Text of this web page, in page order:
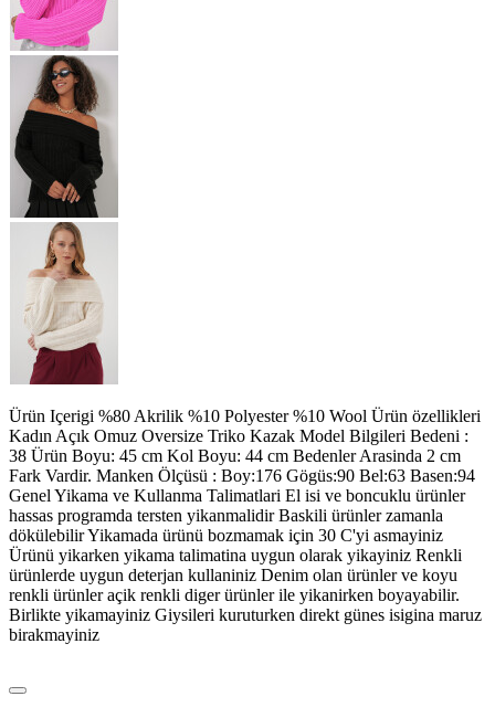
Ürün Içerigi %80 Akrilik %10 Polyester %10 Wool Ürün özellikleri
Kadın Açık Omuz Oversize Triko Kazak Model Bilgileri Bedeni :
38 Ürün Boyu: 45 cm Kol Boyu: 44 cm Bedenler Arasinda 2 cm
Fark Vardir. Manken Ölçüsü : Boy:176 Gögüs:90 Bel:63 Basen:94
Genel Yikama ve Kullanma Talimatlari El isi ve boncuklu ürünler
hassas programda tersten yikanmalidir Baskili ürünler zamanla
dökülebilir Yikamada ürünü bozmamak için 30 C'yi asmayiniz
Ürünü yikarken yikama talimatina uygun olarak yikayiniz Renkli
ürünlerde uygun deterjan kullaniniz Denim olan ürünler ve koyu
renkli ürünler açik renkli diger ürünler ile yikanirken boyayabilir.
Birlikte yikamayiniz Giysileri kuruturken direkt günes isigina maruz
birakmayiniz